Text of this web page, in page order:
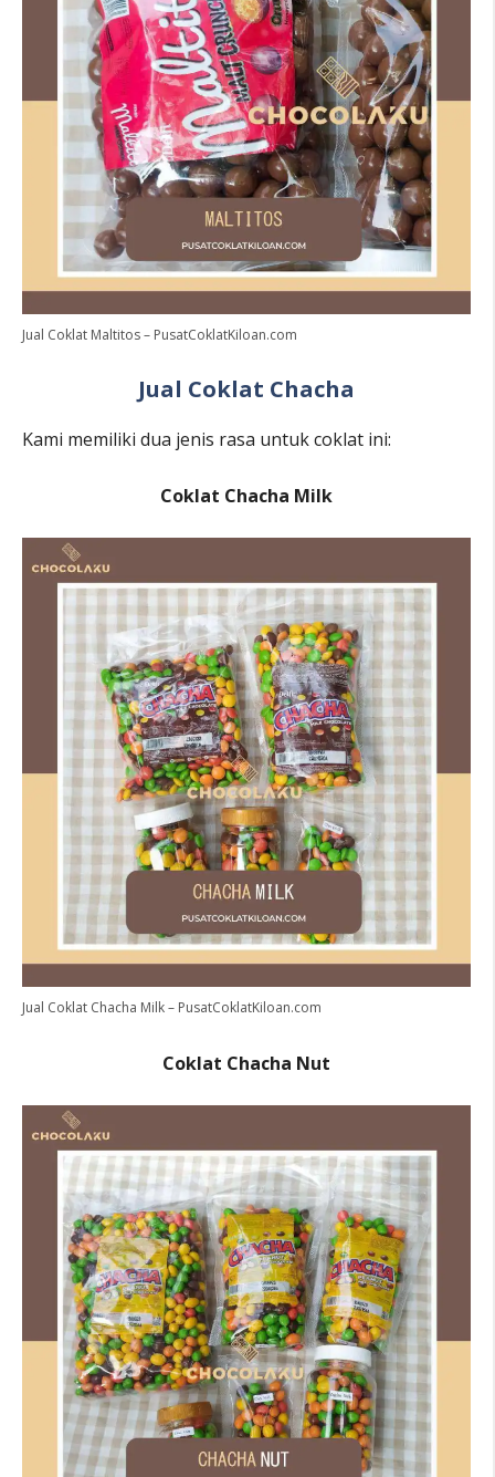
Jual Coklat Maltitos – PusatCoklatKiloan.com
Jual Coklat Chacha
Kami memiliki dua jenis rasa untuk coklat ini:
Coklat Chacha Milk
Jual Coklat Chacha Milk – PusatCoklatKiloan.com
Coklat Chacha Nut